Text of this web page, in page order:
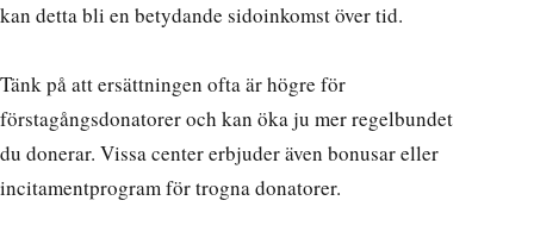
kan detta bli en betydande sidoinkomst över tid.
Tänk på att ersättningen ofta är högre för
förstagångsdonatorer och kan öka ju mer regelbundet
du donerar. Vissa center erbjuder även bonusar eller
incitamentprogram för trogna donatorer.